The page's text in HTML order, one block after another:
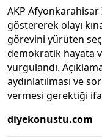
AKP Afyonkarahisar
göstererek olayı
görevini yürüten
demokratik hayata
vurgulandı.
aydınlatılması ve
vermesi gerektiği
diyekonustu.com